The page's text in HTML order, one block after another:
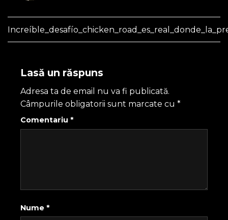
Lasă un răspuns
Adresa ta de email nu va fi publicată.
Câmpurile obligatorii sunt marcate cu *
Comentariu *
Nume *